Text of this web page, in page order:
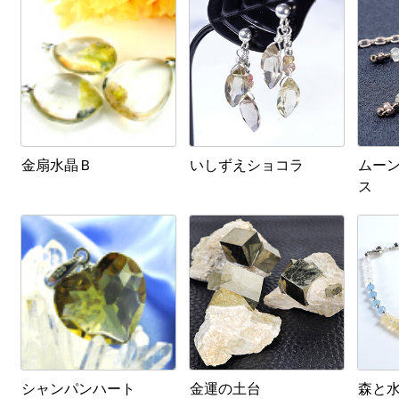
金扇水晶Ｂ いしずえショコラ
ムー
ス
シャンパンハート 金運の土台 森と